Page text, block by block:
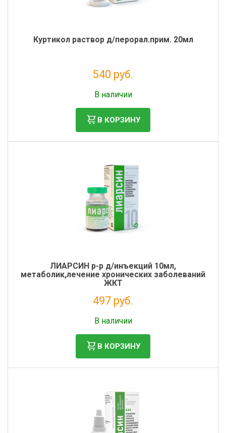
Куртикол раствор д/перорал.прим. 20мл
540 руб.
В наличии
В КОРЗИНУ
ЛИАРСИН р-р д/инъекций 10мл,
метаболик,лечение хронических заболеваний
ЖКТ
497 руб.
В наличии
В КОРЗИНУ